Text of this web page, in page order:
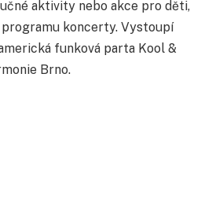
aktivity nebo akce pro děti,
programu koncerty. Vystoupí
funková parta Kool &
Brno.